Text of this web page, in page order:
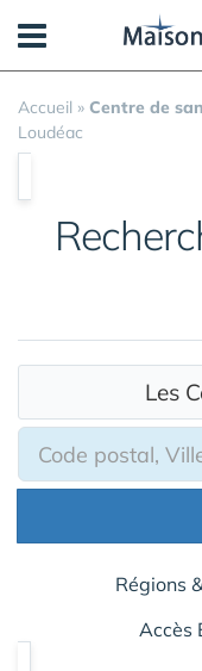
Accueil » Centre de
Loudéac
Les
Régions
Accès
Panneau de gestion des